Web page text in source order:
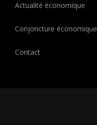
Actualité économique
Conjoncture économique
Contact